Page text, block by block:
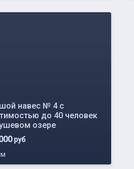
навес № 4 с
до 40 человек
озере
руб